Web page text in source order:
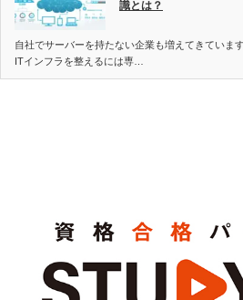
識とは？
自社でサーバーを持たない企業も増えてきていま
ITインフラを整えるには専…